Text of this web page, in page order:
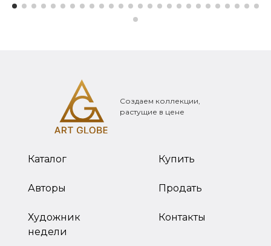
Создаем коллекции,
растущие в цене
Каталог
Авторы
Художник
недели
Купить
Продать
Контакты